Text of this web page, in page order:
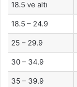
18.5 ve altı
18.5 – 24.9
25 – 29.9
30 – 34.9
35 – 39.9